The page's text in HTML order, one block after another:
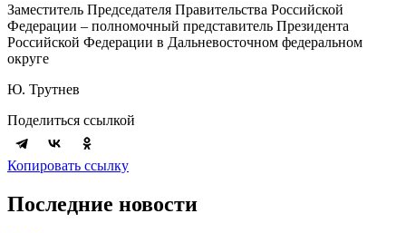
Заместитель Председателя Правительства Российской
Федерации – полномочный представитель Президента
Российской Федерации в Дальневосточном федеральном
округе
Ю. Трутнев
Поделиться ссылкой
Копировать ссылку
Последние новости